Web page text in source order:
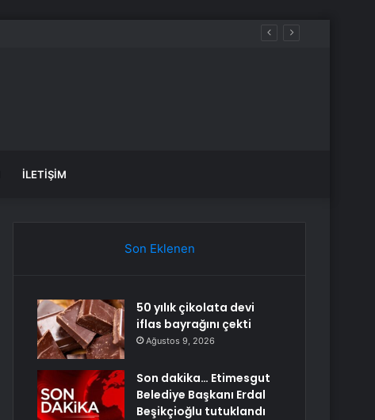
İLETIŞIM
Son Eklenen
50 yılık çikolata devi
iflas bayrağını çekti
Ağustos 9, 2026
Son dakika… Etimesgut
Belediye Başkanı Erdal
Beşikçioğlu tutuklandı